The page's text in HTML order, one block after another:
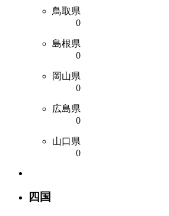
鳥取県
0
島根県
0
岡山県
0
広島県
0
山口県
0
四国